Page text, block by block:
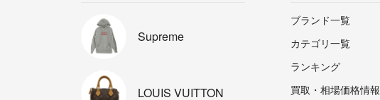
Supreme
LOUIS VUITTON
ブランド一覧
カテゴリ一覧
ランキング
買取・相場価格情報